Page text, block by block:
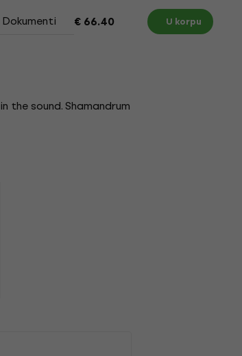
Dokumenti € 66.40 U korpu
sound. Shamandrum